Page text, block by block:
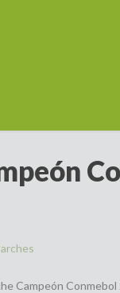
Campeón Conmebol